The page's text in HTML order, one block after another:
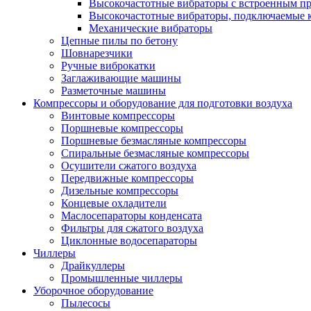
Высокочастотные вибраторы с встроенным
Высокочастотные вибраторы, подключаемые
Механические вибраторы
Цепные пилы по бетону
Шовнарезчики
Ручные виброкатки
Заглаживающие машины
Разметочные машины
Компрессоры и оборудование для подготовки воздуха
Винтовые компрессоры
Поршневые компрессоры
Поршневые безмасляные компрессоры
Спиральные безмасляные компрессоры
Осушители сжатого воздуха
Передвижные компрессоры
Дизельные компрессоры
Концевые охладители
Маслосепараторы конденсата
Фильтры для сжатого воздуха
Циклонные водосепараторы
Чиллеры
Драйкуллеры
Промышленные чиллеры
Уборочное оборудование
Пылесосы